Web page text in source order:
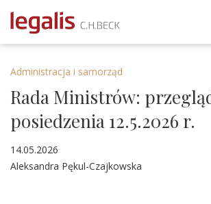
Administracja i samorząd
Rada Ministrów:
posiedzenia 12.5.2026 r.
14.05.2026
Aleksandra Pękul-Czajkowska